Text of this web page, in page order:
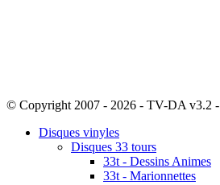
© Copyright 2007 - 2026 - TV-DA v3.2 -
Disques vinyles
Disques 33 tours
33t - Dessins Animes
33t - Marionnettes